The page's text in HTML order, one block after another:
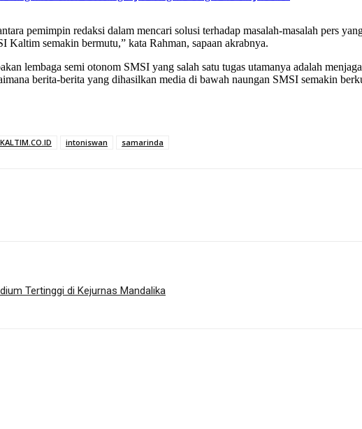
pemimpin redaksi dalam mencari solusi terhadap masalah-masalah pers
Kaltim semakin bermutu,” kata Rahman, sapaan akrabnya.
lembaga semi otonom SMSI yang salah satu tugas utamanya adalah
berita-berita yang dihasilkan media di bawah naungan SMSI semakin
intoniswan samarinda
Tertinggi di Kejurnas Mandalika